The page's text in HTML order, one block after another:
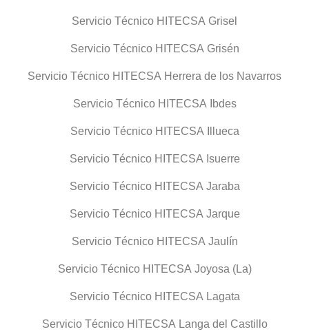
Servicio Técnico HITECSA Grisel
Servicio Técnico HITECSA Grisén
Servicio Técnico HITECSA Herrera de los Navarros
Servicio Técnico HITECSA Ibdes
Servicio Técnico HITECSA Illueca
Servicio Técnico HITECSA Isuerre
Servicio Técnico HITECSA Jaraba
Servicio Técnico HITECSA Jarque
Servicio Técnico HITECSA Jaulín
Servicio Técnico HITECSA Joyosa (La)
Servicio Técnico HITECSA Lagata
Servicio Técnico HITECSA Langa del Castillo